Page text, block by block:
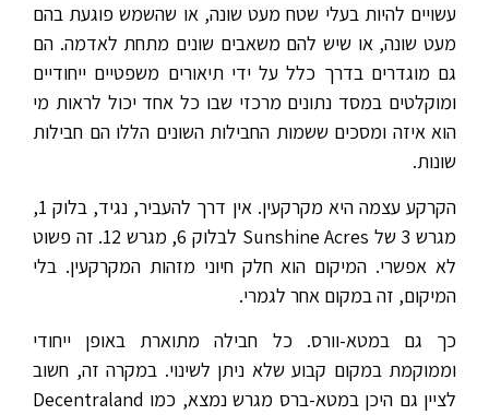
עשויים להיות בעלי שטח מעט שונה, או שהשמש פוגעת בהם
מעט שונה, או שיש להם משאבים שונים מתחת לאדמה. הם
גם מוגדרים בדרך כלל על ידי תיאורים משפטיים ייחודיים
ומוקלטים במסד נתונים מרכזי שבו כל אחד יכול לראות מי
הוא איזה ומסכים ששמות החבילות השונים הללו הם חבילות
שונות.
הקרקע עצמה היא מקרקעין. אין דרך להעביר, נגיד, בלוק 1,
מגרש 3 של Sunshine Acres לבלוק 6, מגרש 12. זה פשוט
לא אפשרי. המיקום הוא חלק חיוני מזהות המקרקעין. בלי
המיקום, זה במקום אחר לגמרי.
כך גם במטא-וורס. כל חבילה מתוארת באופן ייחודי
וממוקמת במקום קבוע שלא ניתן לשינוי. במקרה זה, חשוב
לציין גם היכן במטא-ברס מגרש נמצא, כמו Decentraland